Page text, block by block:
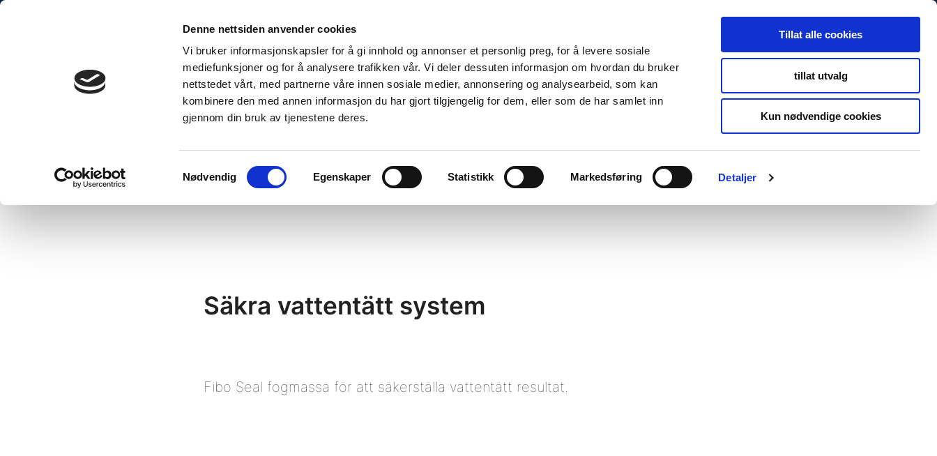
Denne nettsiden anvender cookies
Vi bruker informasjonskapsler for å gi innhold og annonser et personlig preg, for å levere sosiale
mediefunksjoner og for å analysere trafikken vår. Vi deler dessuten informasjon om hvordan du bruker
nettstedet vårt, med partnerne våre innen sosiale medier, annonsering og analysearbeid, som kan
kombinere den med annen informasjon du har gjort tilgjengelig for dem, eller som de har samlet inn
gjennom din bruk av tjenestene deres.
Samtykkevalg
Nødvendig Egenskaper Statistikk Markedsføring Detaljer
Tillat alle cookies
tillat utvalg
Kun nødvendige cookies
Hoppa
Säkra vattentätt system
Fibo Seal fogmassa för att säkerställa vattentätt resultat.